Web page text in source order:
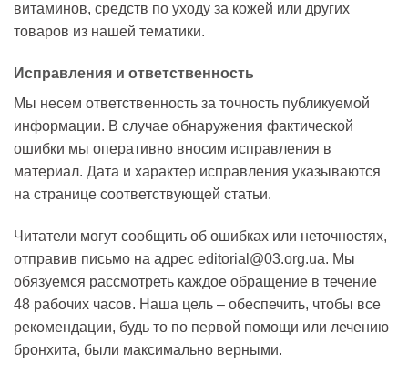
витаминов, средств по уходу за кожей или других
товаров из нашей тематики.
Исправления и ответственность
Мы несем ответственность за точность публикуемой
информации. В случае обнаружения фактической
ошибки мы оперативно вносим исправления в
материал. Дата и характер исправления указываются
на странице соответствующей статьи.
Читатели могут сообщить об ошибках или неточностях,
отправив письмо на адрес editorial@03.org.ua. Мы
обязуемся рассмотреть каждое обращение в течение
48 рабочих часов. Наша цель – обеспечить, чтобы все
рекомендации, будь то по первой помощи или лечению
бронхита, были максимально верными.